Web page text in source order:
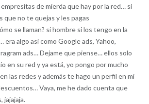
de mierda que hay por la red… si
que no te quejas y les pagas
se llaman? si hombre si los tengo en la
era algo así como Google ads, Yahoo,
ads… Dejame que piense… ellos solo
en su red y ya está, yo pongo por mucho
las redes y además te hago un perfil en mi
Vaya, me he dado cuenta que
jajajaja.